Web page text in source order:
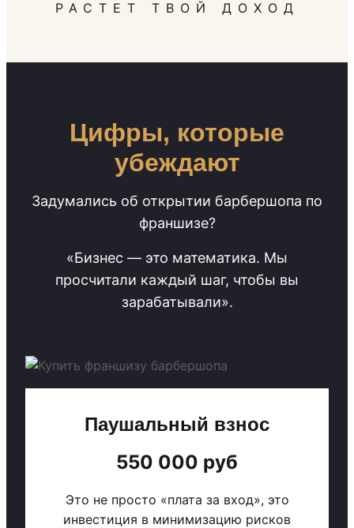
РАСТЕТ ТВОЙ ДОХОД
Цифры, которые
убеждают
Задумались об открытии барбершопа по
франшизе?
«Бизнес — это математика. Мы
просчитали каждый шаг, чтобы вы
зарабатывали».
Паушальный взнос
550 000 руб
Это не просто «плата за вход», это
инвестиция в минимизацию рисков